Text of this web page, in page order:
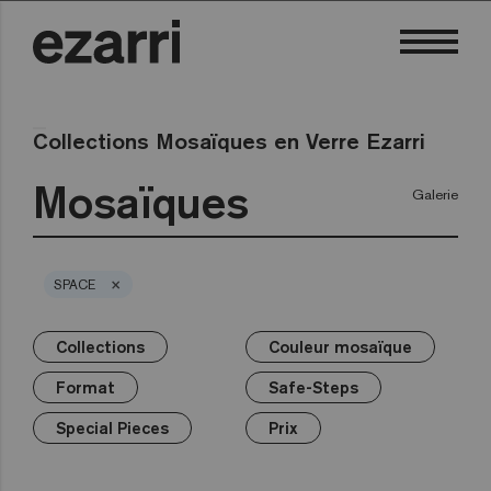
Collections Mosaïques en Verre Ezarri
Mosaïques Galerie
SPACE ×
Collections
Collections ×
Premium
Terrazzo
Couleur mosaïque
Couleur mosaïque ×
Blanc
Noir
Gris
Bleus
Format
Format ×
25mm
50mm
Safe-Steps
Safe-Steps ×
Anti-slip mosaics
Special Pieces
Special Pieces ×
Corner
Cove
Prix
Prix ×
€
€€